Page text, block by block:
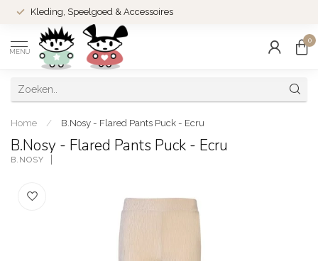
Kleding, Speelgoed & Accessoires
MENU
0
Home / B.Nosy - Flared Pants Puck - Ecru
B.Nosy - Flared Pants Puck - Ecru
B.NOSY